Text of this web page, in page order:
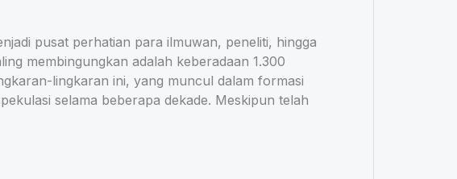
pusat perhatian para ilmuwan, peneliti, hingga
membingungkan adalah keberadaan 1.300
lingkaran ini, yang muncul dalam formasi
selama beberapa dekade. Meskipun telah